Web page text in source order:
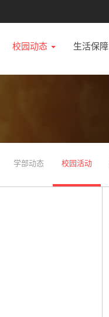
校园动态 生活保障
学部动态 校园活动